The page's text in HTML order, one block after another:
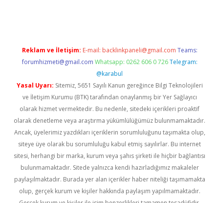
Reklam ve İletişim: E-mail: backlinkpaneli@gmail.com Teams:
forumhizmeti@gmail.com Whatsapp: 0262 606 0 726 Telegram:
@karabul
Yasal Uyarı: Sitemiz, 5651 Sayılı Kanun gereğince Bilgi Teknolojileri
ve İletişim Kurumu (BTK) tarafından onaylanmış bir Yer Sağlayıcı
olarak hizmet vermektedir. Bu nedenle, sitedeki içerikleri proaktif
olarak denetleme veya araştırma yükümlülüğümüz bulunmamaktadır.
Ancak, üyelerimiz yazdıkları içeriklerin sorumluluğunu taşımakta olup,
siteye üye olarak bu sorumluluğu kabul etmiş sayılırlar. Bu internet
sitesi, herhangi bir marka, kurum veya şahıs şirketi ile hiçbir bağlantısı
bulunmamaktadır. Sitede yalnızca kendi hazırladığımız makaleler
paylaşılmaktadır. Burada yer alan içerikler haber niteliği taşımamakta
olup, gerçek kurum ve kişiler hakkında paylaşım yapılmamaktadır.